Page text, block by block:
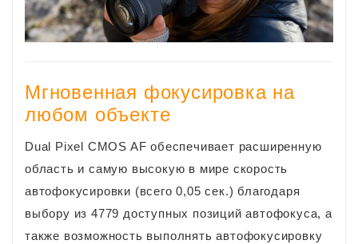
Мгновенная фокусировка на
любом объекте
Dual Pixel CMOS AF обеспечивает расширенную
область и самую высокую в мире скорость
автофокусировки (всего 0,05 сек.) благодаря
выбору из 4779 доступных позиций автофокуса, а
также возможность выполнять автофокусировку